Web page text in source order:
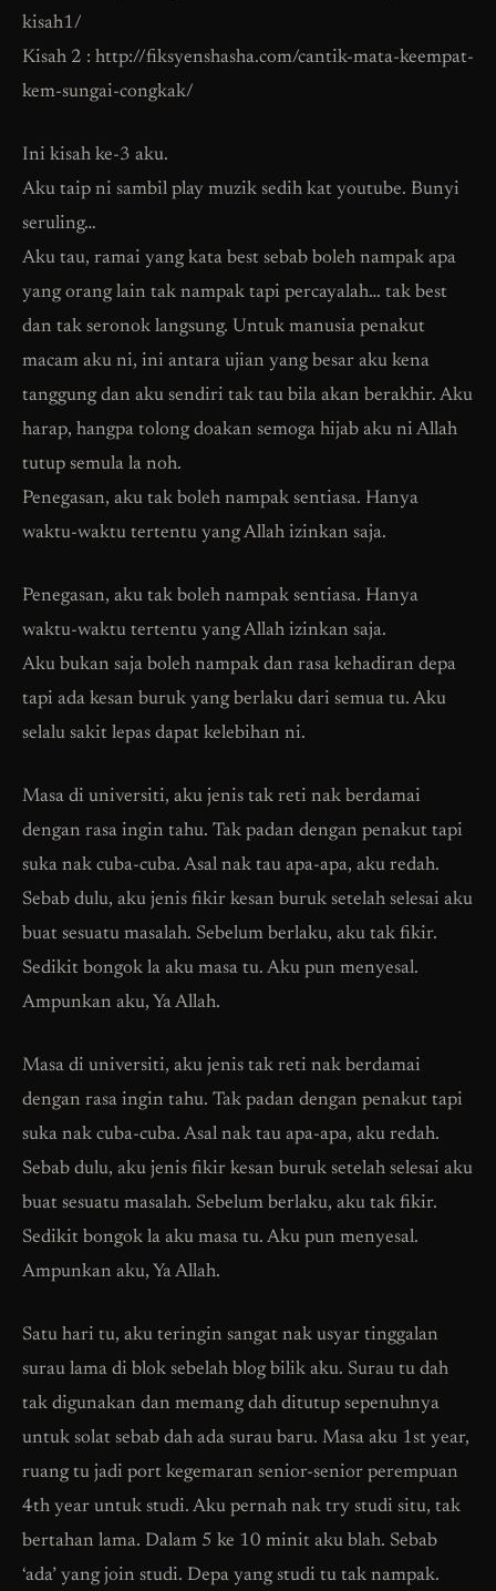
kisah1/
Kisah 2 : http://fiksyenshasha.com/cantik-mata-keempat-
kem-sungai-congkak/
Ini kisah ke-3 aku.
Aku taip ni sambil play muzik sedih kat youtube. Bunyi
seruling…
Aku tau, ramai yang kata best sebab boleh nampak apa
yang orang lain tak nampak tapi percayalah… tak best
dan tak seronok langsung. Untuk manusia penakut
macam aku ni, ini antara ujian yang besar aku kena
tanggung dan aku sendiri tak tau bila akan berakhir. Aku
harap, hangpa tolong doakan semoga hijab aku ni Allah
tutup semula la noh.
Penegasan, aku tak boleh nampak sentiasa. Hanya
waktu-waktu tertentu yang Allah izinkan saja.
Penegasan, aku tak boleh nampak sentiasa. Hanya
waktu-waktu tertentu yang Allah izinkan saja.
Aku bukan saja boleh nampak dan rasa kehadiran depa
tapi ada kesan buruk yang berlaku dari semua tu. Aku
selalu sakit lepas dapat kelebihan ni.
Masa di universiti, aku jenis tak reti nak berdamai
dengan rasa ingin tahu. Tak padan dengan penakut tapi
suka nak cuba-cuba. Asal nak tau apa-apa, aku redah.
Sebab dulu, aku jenis fikir kesan buruk setelah selesai aku
buat sesuatu masalah. Sebelum berlaku, aku tak fikir.
Sedikit bongok la aku masa tu. Aku pun menyesal.
Ampunkan aku, Ya Allah.
Masa di universiti, aku jenis tak reti nak berdamai
dengan rasa ingin tahu. Tak padan dengan penakut tapi
suka nak cuba-cuba. Asal nak tau apa-apa, aku redah.
Sebab dulu, aku jenis fikir kesan buruk setelah selesai aku
buat sesuatu masalah. Sebelum berlaku, aku tak fikir.
Sedikit bongok la aku masa tu. Aku pun menyesal.
Ampunkan aku, Ya Allah.
Satu hari tu, aku teringin sangat nak usyar tinggalan
surau lama di blok sebelah blog bilik aku. Surau tu dah
tak digunakan dan memang dah ditutup sepenuhnya
untuk solat sebab dah ada surau baru. Masa aku 1st year,
ruang tu jadi port kegemaran senior-senior perempuan
4th year untuk studi. Aku pernah nak try studi situ, tak
bertahan lama. Dalam 5 ke 10 minit aku blah. Sebab
‘ada’ yang join studi. Depa yang studi tu tak nampak.